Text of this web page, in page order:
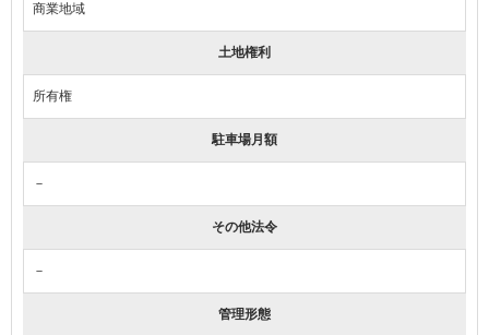
商業地域
土地権利
所有権
駐車場月額
－
その他法令
－
管理形態